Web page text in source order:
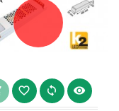
favorite_border sync visibility